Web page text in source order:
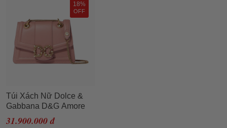
18%
OFF
Túi Xách Nữ Dolce &
Gabbana D&G Amore
Cross Body Bag Pink
31.900.000 đ